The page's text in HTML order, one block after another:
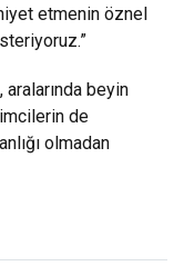
etmenin öznel
aralarında beyin
de
olmadan